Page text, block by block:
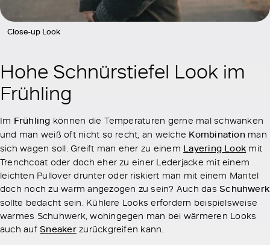
Close-up Look
Hohe Schnürstiefel Look im
Frühling
Im Frühling können die Temperaturen gerne mal schwanken
und man weiß oft nicht so recht, an welche Kombination man
sich wagen soll. Greift man eher zu einem Layering Look mit
Trenchcoat oder doch eher zu einer Lederjacke mit einem
leichten Pullover drunter oder riskiert man mit einem Mantel
doch noch zu warm angezogen zu sein? Auch dasSchuhwerk
sollte bedacht sein. Kühlere Looks erfordern beispielsweise
warmes Schuhwerk, wohingegen man bei wärmeren Looks
auch aufSneakerzurückgreifen kann.